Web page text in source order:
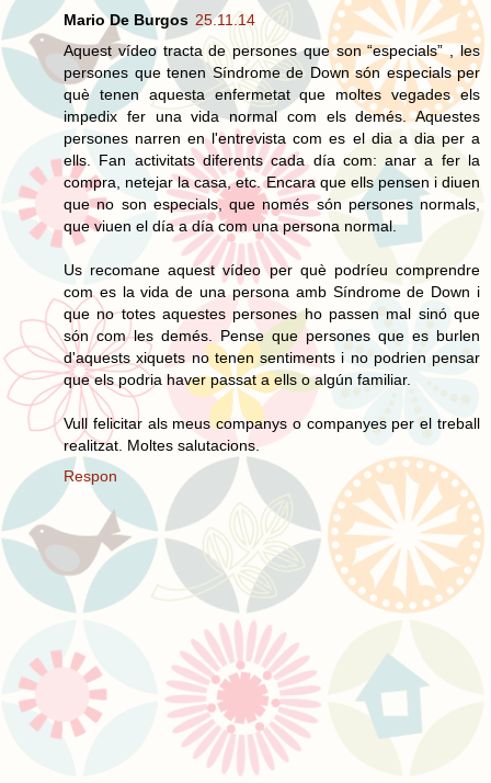
Mario De Burgos 25.11.14
Aquest vídeo tracta de persones que son “especials” , les
persones que tenen Síndrome de Down són especials per
què tenen aquesta enfermetat que moltes vegades els
impedix fer una vida normal com els demés. Aquestes
persones narren en l'entrevista com es el dia a dia per a
ells. Fan activitats diferents cada día com: anar a fer la
compra, netejar la casa, etc. Encara que ells pensen i diuen
que no son especials, que només són persones normals,
que viuen el día a día com una persona normal.
Us recomane aquest vídeo per què podríeu comprendre
com es la vida de una persona amb Síndrome de Down i
que no totes aquestes persones ho passen mal sinó que
són com les demés. Pense que persones que es burlen
d'aquests xiquets no tenen sentiments i no podrien pensar
que els podria haver passat a ells o algún familiar.
Vull felicitar als meus companys o companyes per el treball
realitzat. Moltes salutacions.
Respon